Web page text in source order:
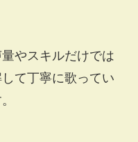
やスキルだけでは
て丁寧に歌ってい